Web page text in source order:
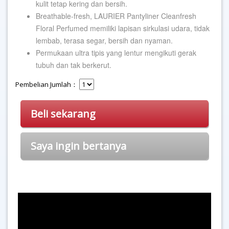
kulit tetap kering dan bersih.
Breathable-fresh, LAURIER Pantyliner Cleanfresh
Floral Perfumed memiliki lapisan sirkulasi udara, tidak
lembab, terasa segar, bersih dan nyaman.
Permukaan ultra tipis yang lentur mengikuti gerak
tubuh dan tak berkerut.
Pembelian Jumlah：
Beli sekarang
Saya ingin bertanya